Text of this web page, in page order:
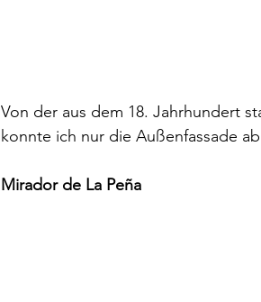
Von der aus dem 18. Jahrhundert
konnte ich nur die Außenfassade
Mirador de La Peña